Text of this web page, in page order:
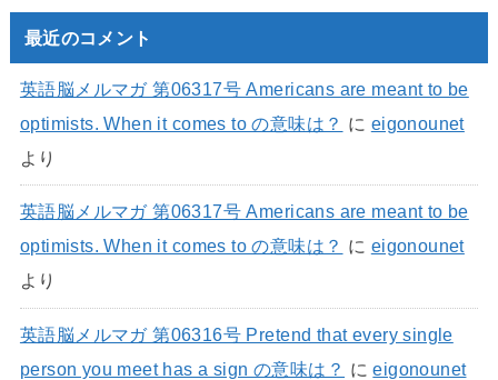
最近のコメント
英語脳メルマガ 第06317号 Americans are meant to be
optimists. When it comes to の意味は？ に eigonounet
より
英語脳メルマガ 第06317号 Americans are meant to be
optimists. When it comes to の意味は？ に eigonounet
より
英語脳メルマガ 第06316号 Pretend that every single
person you meet has a sign の意味は？ にeigonounet